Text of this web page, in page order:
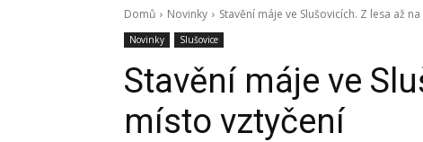
Domů Novinky Stavění máje ve Slušovicích. Z lesa až
Novinky Slušovice
Stavění máje ve
místo vztyčení